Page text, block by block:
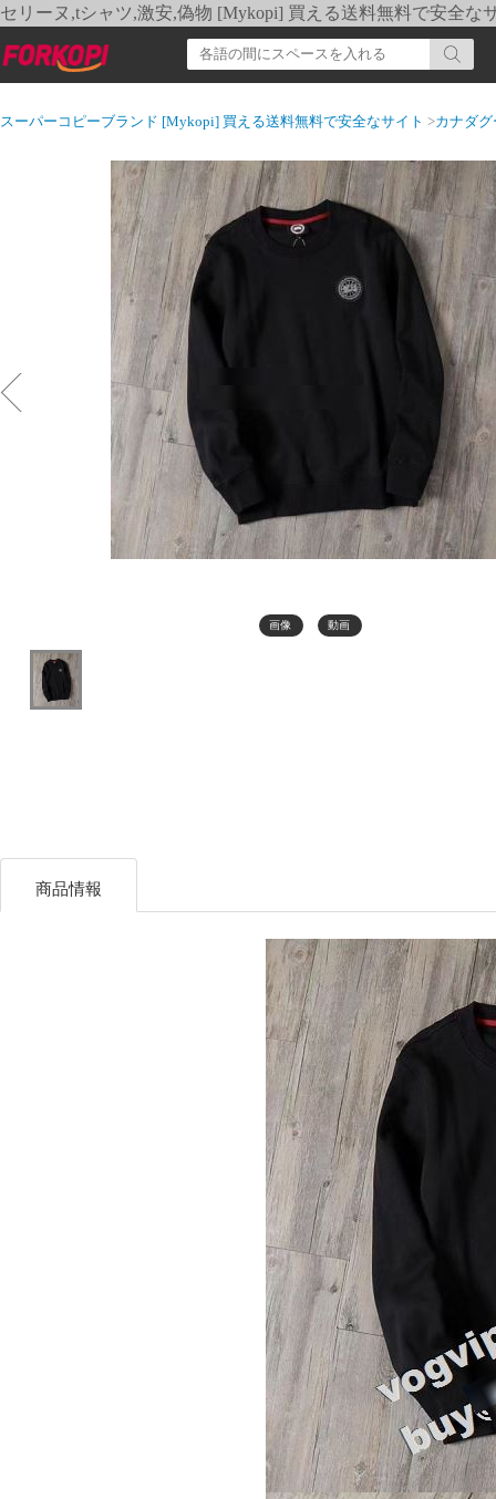
セリーヌ,tシャツ,激安,偽物 [Mykopi] 買える送料無料で安全な
スーパーコピーブランド [Mykopi] 買える送料無料で安全なサイト >カナダ
画像 動画
商品情報